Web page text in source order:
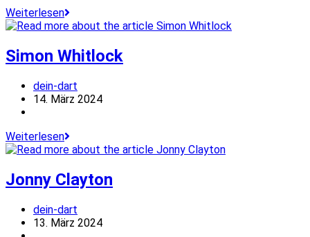
WeiterlesenDaryl
Gurney
Simon Whitlock
Beitrags-
Autor:
dein-dart
Beitrag
14. März 2024
WeiterlesenSimon
Whitlock
Jonny Clayton
Beitrags-
Autor:
dein-dart
Beitrag
13. März 2024